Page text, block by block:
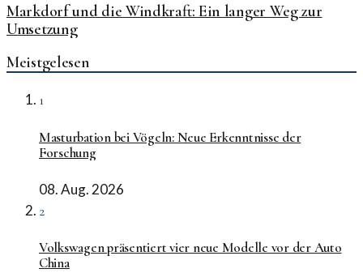
Markdorf und die Windkraft: Ein langer Weg zur
Umsetzung
Meistgelesen
1
Masturbation bei Vögeln: Neue Erkenntnisse der
Forschung
08. Aug. 2026
2
Volkswagen präsentiert vier neue Modelle vor der Auto
China